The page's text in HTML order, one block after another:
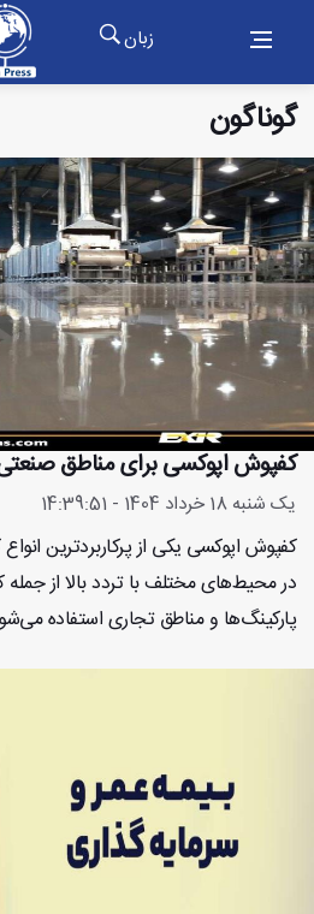
زبان
گوناگون
کفپوش اپوکسی برای مناطق صنعتی
یک شنبه 18 خرداد 1404 - 14:39:51
کفپوش اپوکسی یکی از پرکاربردترین
در محیط‌های مختلف با تردد بالا از جمله
پارکینگ‌ها و مناطق تجاری استفاده